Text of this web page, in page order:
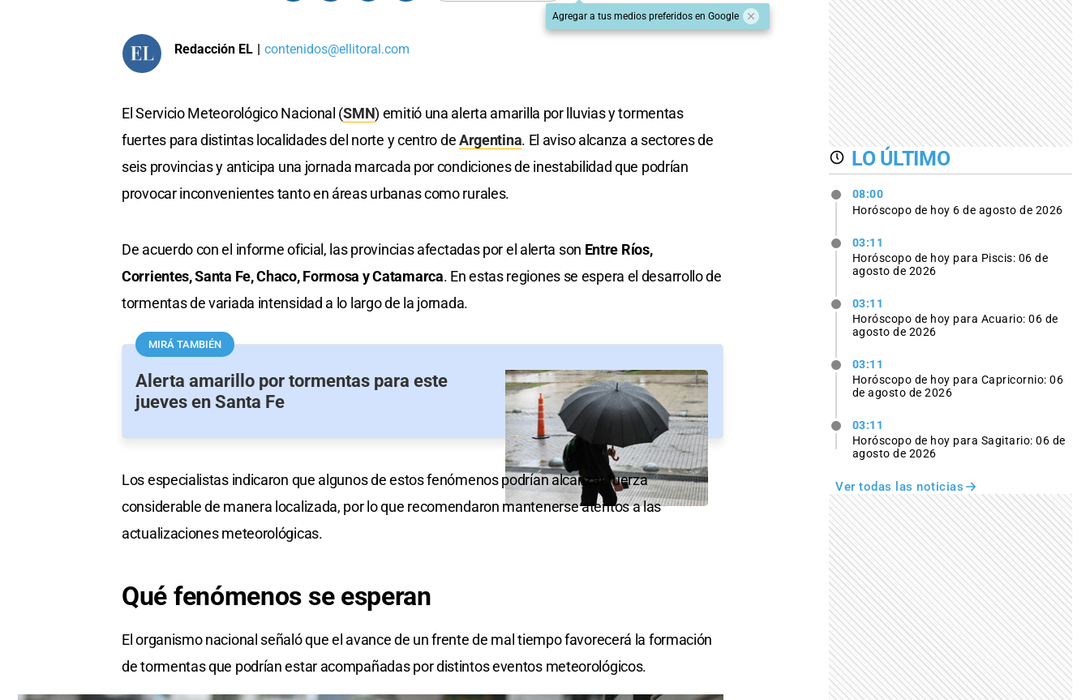
Agregar a tus medios preferidos en Google
Redacción EL | contenidos@ellitoral.com
El Servicio Meteorológico Nacional (SMN) emitió una alerta amarilla por lluvias y tormentas
fuertes para distintas localidades del norte y centro deArgentina. El aviso alcanza a sectores de
seis provincias y anticipa una jornada marcada por condiciones de inestabilidad que podrían
provocar inconvenientes tanto en áreas urbanas como rurales.
De acuerdo con el informe oficial, las provincias afectadas por el alerta son Entre Ríos,
Corrientes, Santa Fe, Chaco, Formosa y Catamarca. En estas regiones se espera el desarrollo de
tormentas de variada intensidad a lo largo de la jornada.
MIRÁ TAMBIÉN
Alerta amarillo por tormentas para este
jueves en Santa Fe
Los especialistas indicaron que algunos de estos fenómenos podrían alcanzar fuerza
considerable de manera localizada, por lo que recomendaron mantenerse atentos a las
actualizaciones meteorológicas.
Qué fenómenos se esperan
El organismo nacional señaló que el avance de un frente de mal tiempo favorecerá la formación
de tormentas que podrían estar acompañadas por distintos eventos meteorológicos.
LO ÚLTIMO
08:00
Horóscopo de hoy 6 de agosto de 2026
03:11
Horóscopo de hoy para Piscis: 06 de
agosto de 2026
03:11
Horóscopo de hoy para Acuario: 06 de
agosto de 2026
03:11
Horóscopo de hoy para Capricornio: 06
de agosto de 2026
03:11
Horóscopo de hoy para Sagitario: 06 de
agosto de 2026
Ver todas las noticias